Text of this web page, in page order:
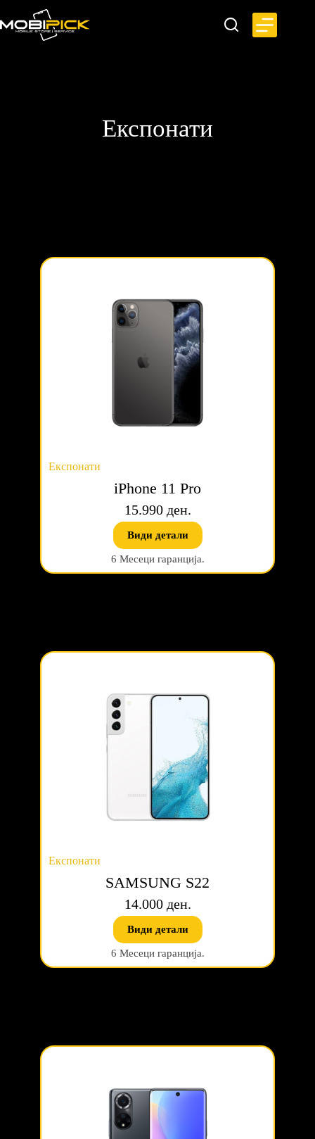
Експонати
Експонати
iPhone 11 Pro
15.990 ден.
Види детали
6 Месеци гаранција.
Експонати
SAMSUNG S22
14.000 ден.
Види детали
6 Месеци гаранција.